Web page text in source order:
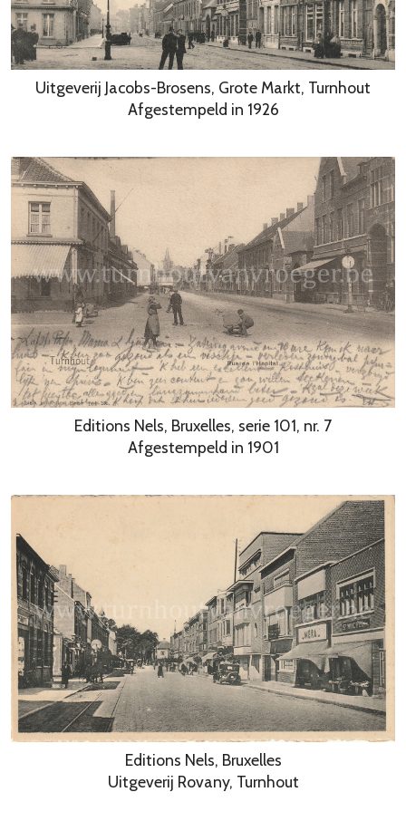
Uitgeverij Jacobs-Brosens, Grote Markt, Turnhout
Afgestempeld in 1926
Editions Nels, Bruxelles, serie 101, nr. 7
Afgestempeld in 1901
Editions Nels, Bruxelles
Uitgeverij Rovany, Turnhout